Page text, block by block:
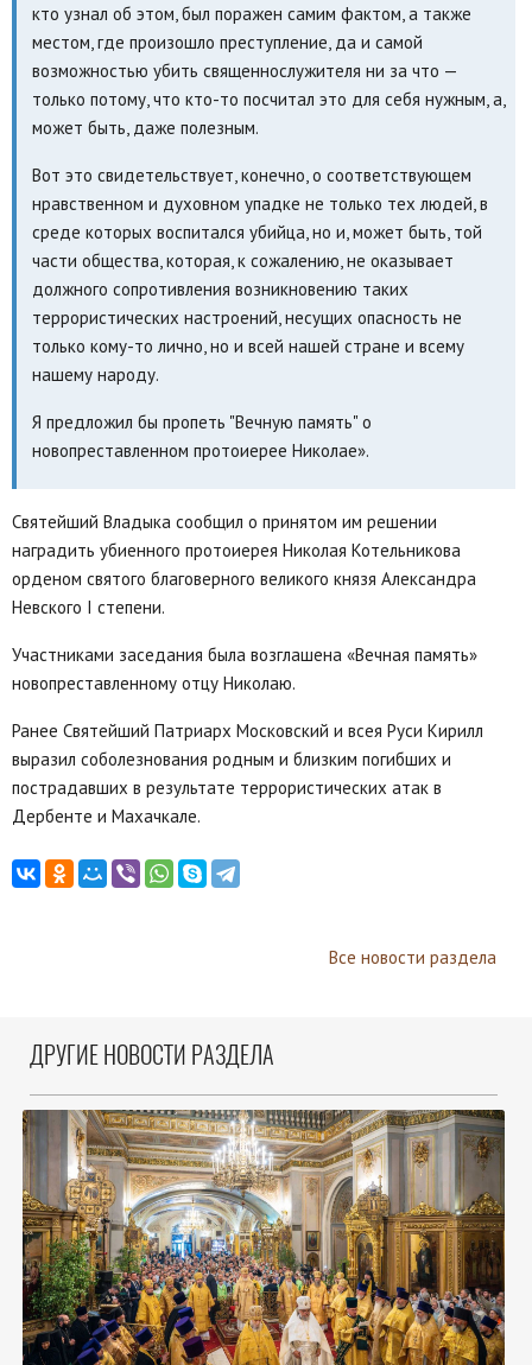
кто узнал об этом, был поражен самим фактом, а также
местом, где произошло преступление, да и самой
возможностью убить священнослужителя ни за что —
только потому, что кто-то посчитал это для себя нужным, а,
может быть, даже полезным.
Вот это свидетельствует, конечно, о соответствующем
нравственном и духовном упадке не только тех людей, в
среде которых воспитался убийца, но и, может быть, той
части общества, которая, к сожалению, не оказывает
должного сопротивления возникновению таких
террористических настроений, несущих опасность не
только кому-то лично, но и всей нашей стране и всему
нашему народу.
Я предложил бы пропеть "Вечную память" о
новопреставленном протоиерее Николае».
Святейший Владыка сообщил о принятом им решении
наградить убиенного протоиерея Николая Котельникова
орденом святого благоверного великого князя Александра
Невского I степени.
Участниками заседания была возглашена «Вечная память»
новопреставленному отцу Николаю.
Ранее Святейший Патриарх Московский и всея Руси Кирилл
выразил соболезнования родным и близким погибших и
пострадавших в результате террористических атак в
Дербенте и Махачкале.
Все новости раздела
ДРУГИЕ НОВОСТИ РАЗДЕЛА